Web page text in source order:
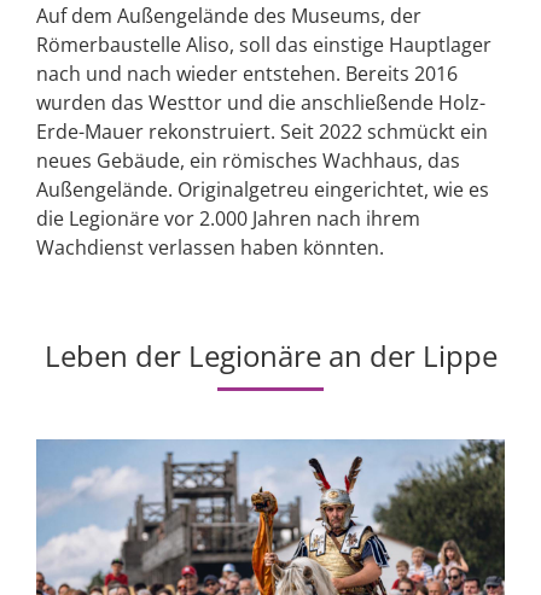
Auf dem Außengelände des Museums, der
Römerbaustelle Aliso, soll das einstige Hauptlager
nach und nach wieder entstehen. Bereits 2016
wurden das Westtor und die anschließende Holz-
Erde-Mauer rekonstruiert. Seit 2022 schmückt ein
neues Gebäude, ein römisches Wachhaus, das
Außengelände. Originalgetreu eingerichtet, wie es
die Legionäre vor 2.000 Jahren nach ihrem
Wachdienst verlassen haben könnten.
Leben der Legionäre an der Lippe